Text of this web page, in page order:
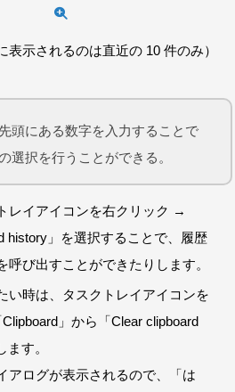
表示されるのは直近の 10 件のみ）
頭にある数字を入力することで
選択を行うことができる。
レイアイコンを右クリック →
history」を選択することで、履歴
呼び出すことができたりします。
い時は、タスクトレイアイコンを
」から「Clear clipboard
す。
アログが表示されるので、「は